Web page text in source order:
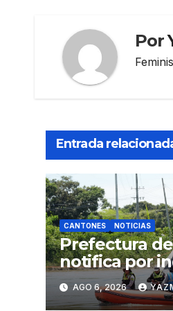
Por
Entrada
CANTONES NOTICIAS
Prefectura
notifica por
contractual a
AGO 6, 2026